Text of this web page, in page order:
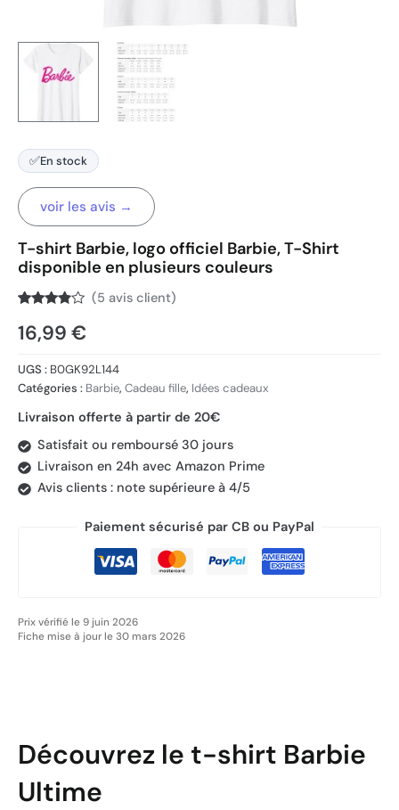
✅En stock
voir les avis →
T-shirt Barbie, logo officiel Barbie, T-Shirt
disponible en plusieurs couleurs
sur 5
basé
notations
(5 avis client)
16,99 €
UGS : B0GK92L144
Catégories : Barbie, Cadeau fille, Idées cadeaux
Livraison offerte à partir de 20€
Satisfait ou remboursé 30 jours
Livraison en 24h avec Amazon Prime
Avis clients : note supérieure à 4/5
Paiement sécurisé par CB ou PayPal
Prix vérifié le 9 juin 2026
Fiche mise à jour le 30 mars 2026
Découvrez le t-shirt Barbie
Ultime